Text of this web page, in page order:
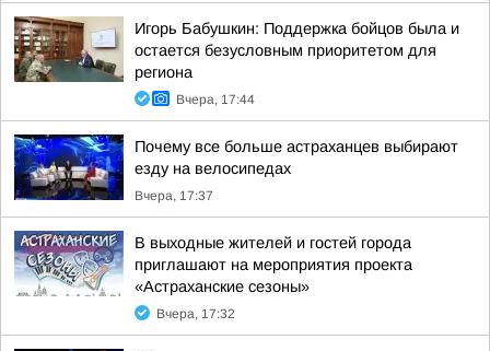
Игорь Бабушкин: Поддержка бойцов была и
остается безусловным приоритетом для
региона
Вчера, 17:44
Почему все больше астраханцев выбирают
езду на велосипедах
Вчера, 17:37
В выходные жителей и гостей города
приглашают на мероприятия проекта
«Астраханские сезоны»
Вчера, 17:32